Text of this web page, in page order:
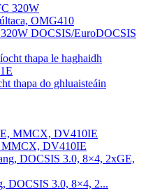
DOCSIS/EuroDOCSIS
thapa do ghluaisteáin
MMCX, DV410IE
DOCSIS 3.0, 8×4, 2...